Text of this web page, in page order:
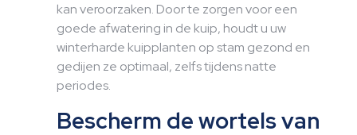
kan veroorzaken. Door te zorgen voor een
goede afwatering in de kuip, houdt u uw
winterharde kuipplanten op stam gezond en
gedijen ze optimaal, zelfs tijdens natte
periodes.
Bescherm de wortels van